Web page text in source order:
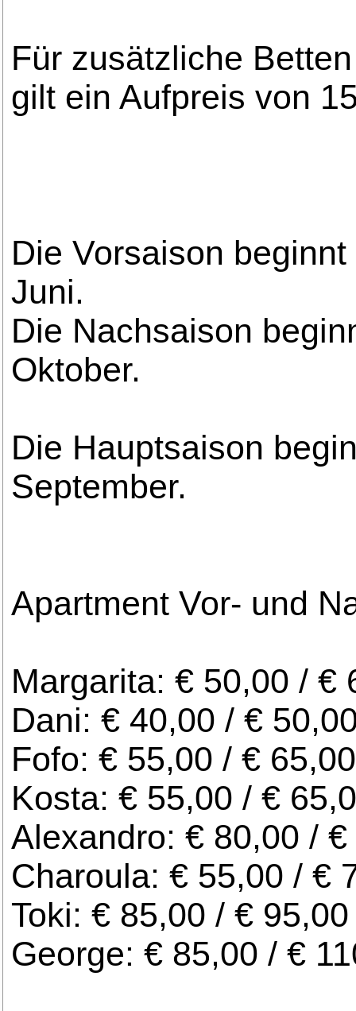
Für zusätzliche
gilt ein Aufpreis von
Die Vorsaison
Juni.
Die Nachsaison
Oktober.
Die Hauptsaison
September.
Apartment Vor- und
Margarita: € 50,00 / €
Dani: € 40,00 / €
Fofo: € 55,00 / € 65,00
Kosta: € 55,00 / €
Alexandro: € 80,00 /
Charoula: € 55,00 / €
Toki: € 85,00 / € 95,00
George: € 85,00 / €